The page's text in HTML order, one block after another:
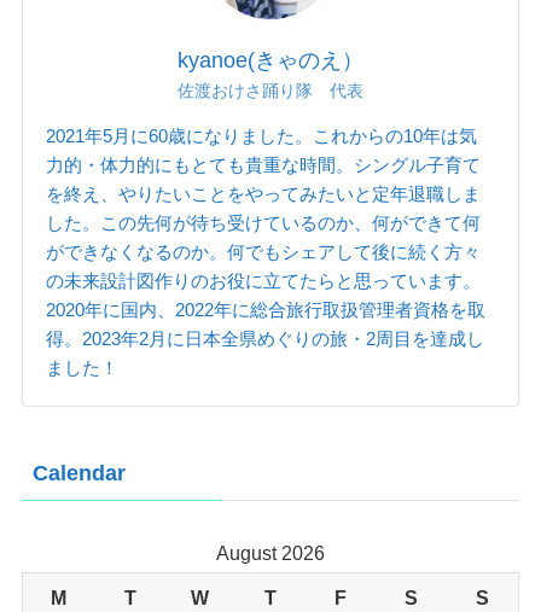
kyanoe(きゃのえ）
佐渡おけさ踊り隊 代表
2021年5月に60歳になりました。これからの10年は気
力的・体力的にもとても貴重な時間。シングル子育て
を終え、やりたいことをやってみたいと定年退職しま
した。この先何が待ち受けているのか、何ができて何
ができなくなるのか。何でもシェアして後に続く方々
の未来設計図作りのお役に立てたらと思っています。
2020年に国内、2022年に総合旅行取扱管理者資格を取
得。2023年2月に日本全県めぐりの旅・2周目を達成し
ました！
Calendar
August 2026
M T W T F S S